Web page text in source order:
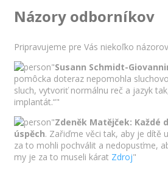
Názory odborníkov
Pripravujeme pre Vás niekoľko
"Susann Schmidt-
pomôcka doteraz nepomohla
sluch, vytvoriť normálnu reč a jazyk
implantát.“"
"Zdeněk Matějček: Každé
úspěch. Zařiďme věci tak, aby je dítě
za to mohli pochválit a nedopusťme,
my je za to museli kárat Zdroj"